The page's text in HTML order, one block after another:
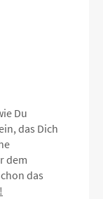
Du
das Dich
dem
das